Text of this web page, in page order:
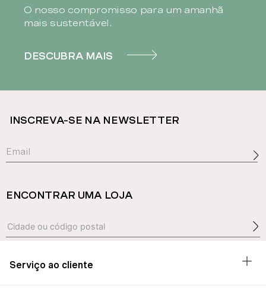
O nosso compromisso para um amanhã
mais sustentável.
DESCUBRA MAIS
INSCREVA-SE NA NEWSLETTER
ENCONTRAR UMA LOJA
Serviço ao cliente